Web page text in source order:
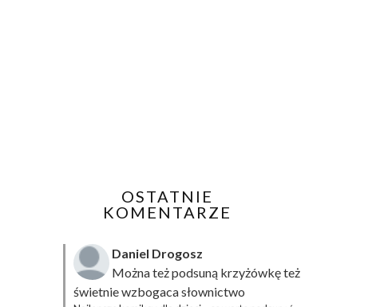
OSTATNIE
KOMENTARZE
Daniel Drogosz
Można też podsuną krzyżówkęteż
świetnie wzbogaca słownictwo